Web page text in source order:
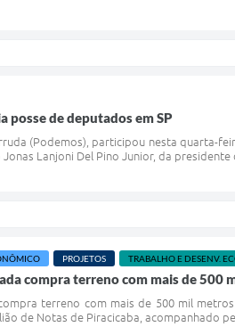
de deputados em SP
(Podemos), participou nesta quarta-
Lanjoni Del Pino Junior, da presidente
PROJETOS TRABALHO E DESENV.
compra terreno com mais de
terreno com mais de 500 mil
de Notas de Piracicaba, acompanhado